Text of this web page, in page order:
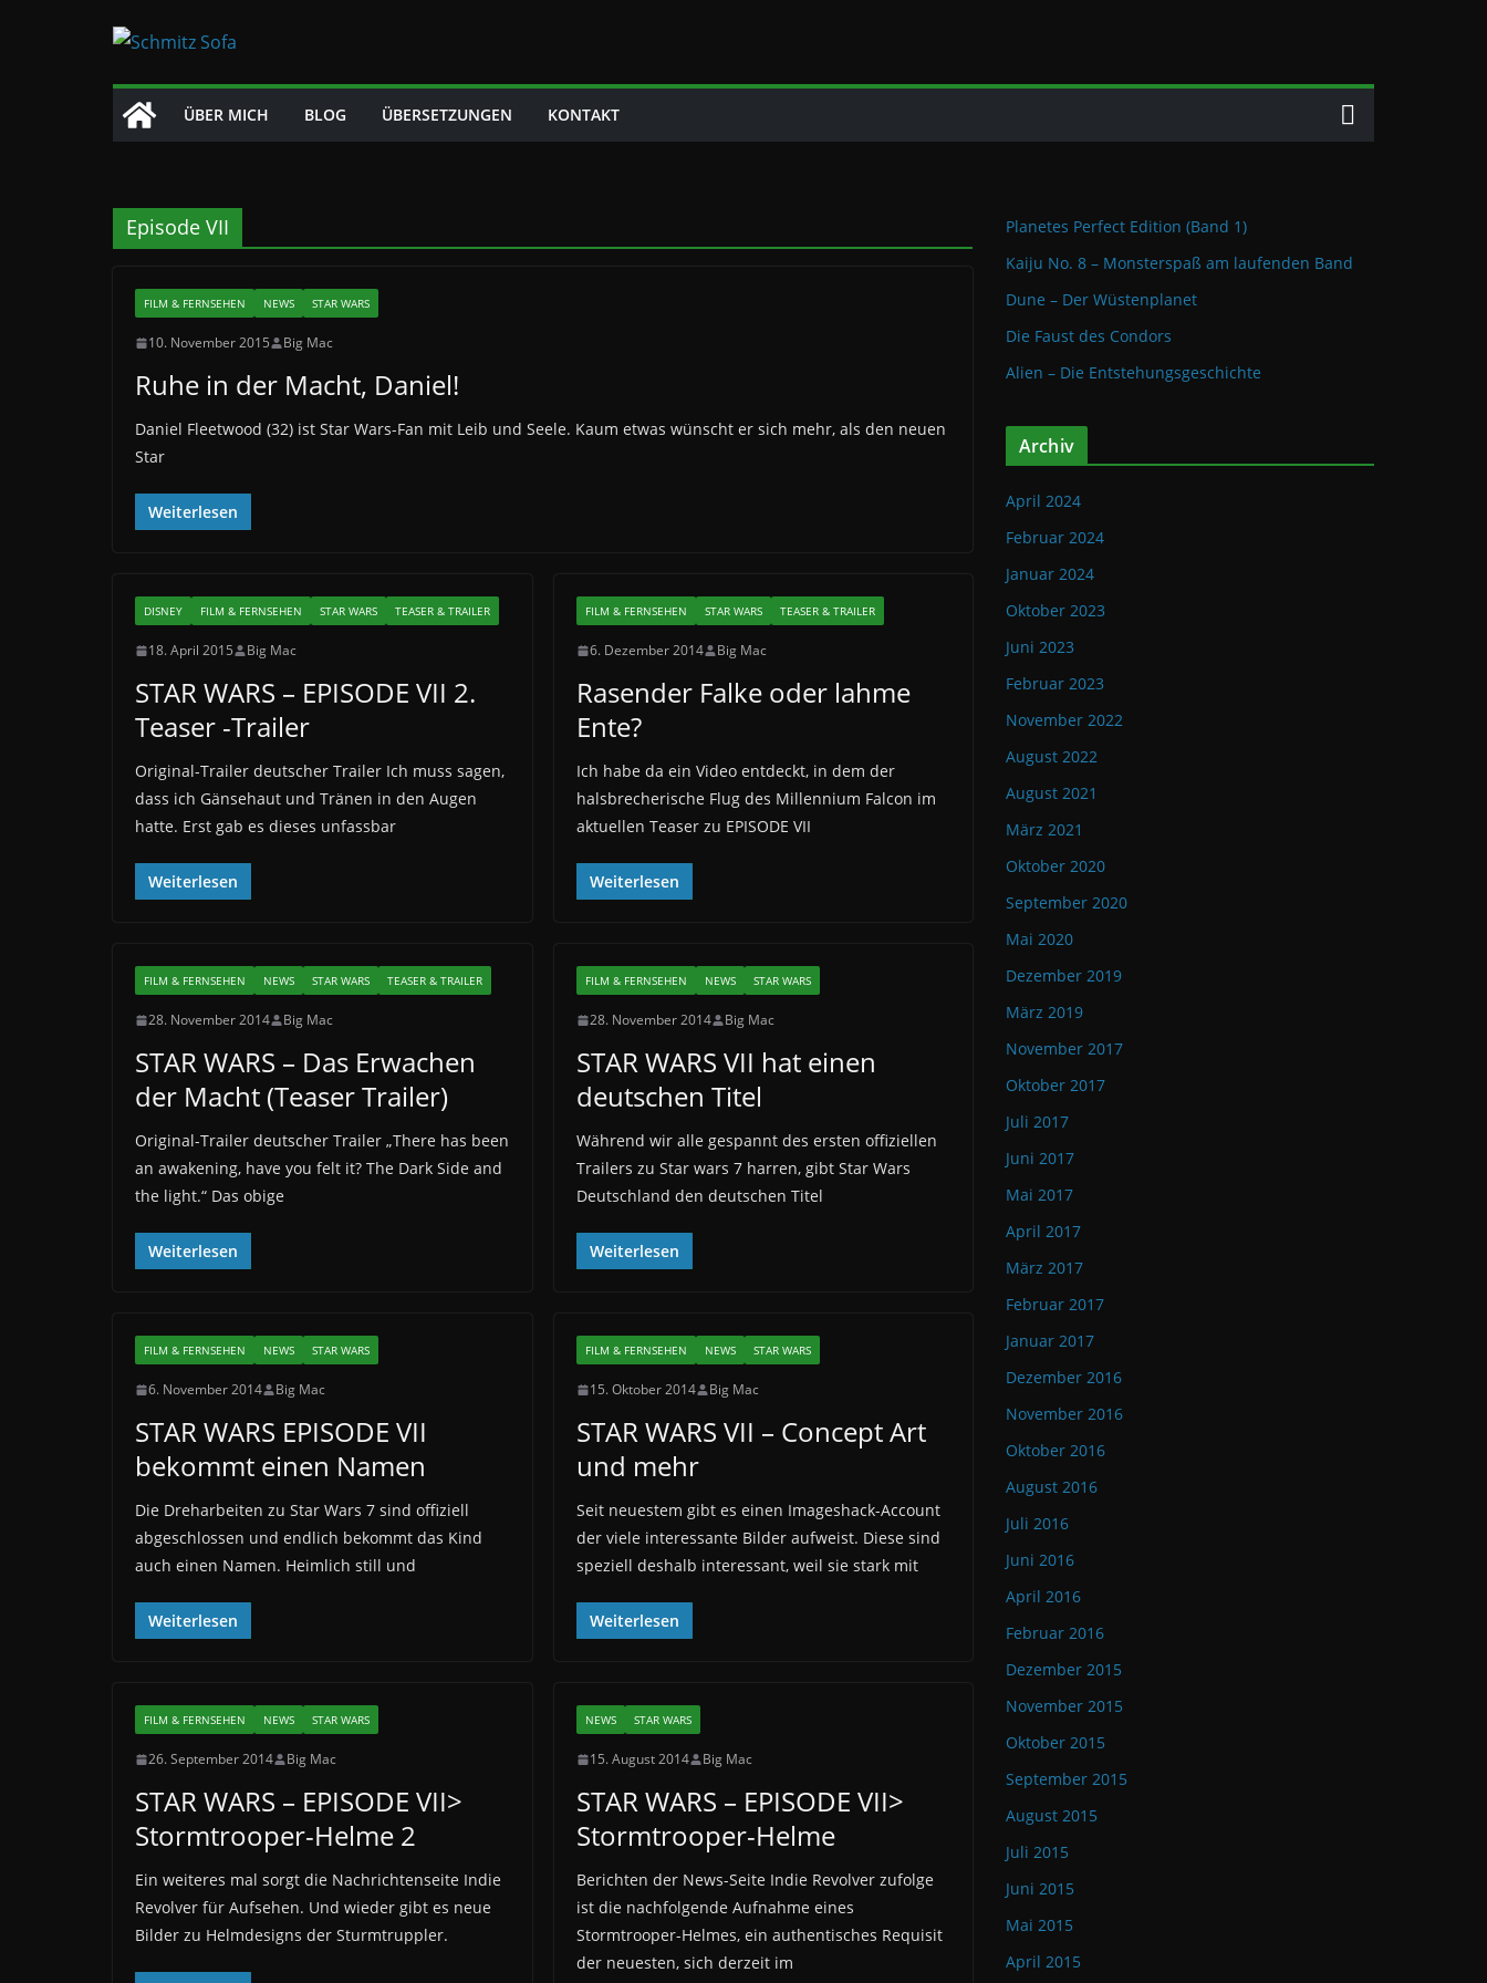
ÜBER MICH BLOG ÜBERSETZUNGEN KONTAKT
Episode VII
FILM & FERNSEHEN NEWS STAR WARS
10. November 2015 Big Mac
Ruhe in der Macht, Daniel!
Daniel Fleetwood (32) ist Star Wars-Fan mit Leib und Seele. Kaum etwas wünscht er sich mehr, als den neuen
Star
Weiterlesen
DISNEY FILM & FERNSEHEN STAR WARS TEASER & TRAILER
18. April 2015 Big Mac
STAR WARS – EPISODE VII 2.
Teaser -Trailer
Original-Trailer deutscher Trailer Ich muss sagen,
dass ich Gänsehaut und Tränen in den Augen
hatte. Erst gab es dieses unfassbar
Weiterlesen
FILM & FERNSEHEN STAR WARS TEASER & TRAILER
6. Dezember 2014 Big Mac
Rasender Falke oder lahme
Ente?
Ich habe da ein Video entdeckt, in dem der
halsbrecherische Flug des Millennium Falcon im
aktuellen Teaser zu EPISODE VII
Weiterlesen
FILM & FERNSEHEN NEWS STAR WARS TEASER & TRAILER
28. November 2014 Big Mac
STAR WARS – Das Erwachen
der Macht (Teaser Trailer)
Original-Trailer deutscher Trailer „There has been
an awakening, have you felt it? The Dark Side and
the light.“ Das obige
Weiterlesen
FILM & FERNSEHEN NEWS STAR WARS
28. November 2014 Big Mac
STAR WARS VII hat einen
deutschen Titel
Während wir alle gespannt des ersten offiziellen
Trailers zu Star wars 7 harren, gibt Star Wars
Deutschland den deutschen Titel
Weiterlesen
FILM & FERNSEHEN NEWS STAR WARS
6. November 2014 Big Mac
STAR WARS EPISODE VII
bekommt einen Namen
Die Dreharbeiten zu Star Wars 7 sind offiziell
abgeschlossen und endlich bekommt das Kind
auch einen Namen. Heimlich still und
Weiterlesen
FILM & FERNSEHEN NEWS STAR WARS
15. Oktober 2014 Big Mac
STAR WARS VII – Concept Art
und mehr
Seit neuestem gibt es einen Imageshack-Account
der viele interessante Bilder aufweist. Diese sind
speziell deshalb interessant, weil sie stark mit
Weiterlesen
FILM & FERNSEHEN NEWS STAR WARS
26. September 2014 Big Mac
STAR WARS – EPISODE VII>
Stormtrooper-Helme 2
Ein weiteres mal sorgt die Nachrichtenseite Indie
Revolver für Aufsehen. Und wieder gibt es neue
Bilder zu Helmdesigns der Sturmtruppler.
NEWS STAR WARS
15. August 2014 Big Mac
STAR WARS – EPISODE VII>
Stormtrooper-Helme
Berichten der News-Seite Indie Revolver zufolge
ist die nachfolgende Aufnahme eines
Stormtrooper-Helmes, ein authentisches Requisit
der neuesten, sich derzeit im
Planetes Perfect Edition (Band 1)
Kaiju No. 8 – Monsterspaß am laufenden Band
Dune – Der Wüstenplanet
Die Faust des Condors
Alien – Die Entstehungsgeschichte
Archiv
April 2024
Februar 2024
Januar 2024
Oktober 2023
Juni 2023
Februar 2023
November 2022
August 2022
August 2021
März 2021
Oktober 2020
September 2020
Mai 2020
Dezember 2019
März 2019
November 2017
Oktober 2017
Juli 2017
Juni 2017
Mai 2017
April 2017
März 2017
Februar 2017
Januar 2017
Dezember 2016
November 2016
Oktober 2016
August 2016
Juli 2016
Juni 2016
April 2016
Februar 2016
Dezember 2015
November 2015
Oktober 2015
September 2015
August 2015
Juli 2015
Juni 2015
Mai 2015
April 2015